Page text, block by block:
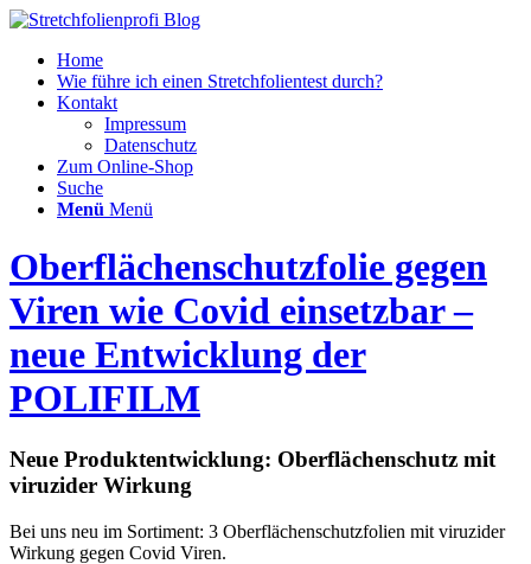
Home
Wie führe ich einen Stretchfolientest durch?
Kontakt
Impressum
Datenschutz
Zum Online-Shop
Suche
Menü Menü
Oberflächenschutzfolie gegen
Viren wie Covid einsetzbar –
neue Entwicklung der
POLIFILM
Neue Produktentwicklung: Oberflächenschutz mit
viruzider Wirkung
Bei uns neu im Sortiment: 3 Oberflächenschutzfolien mit viruzider
Wirkung gegen Covid Viren.